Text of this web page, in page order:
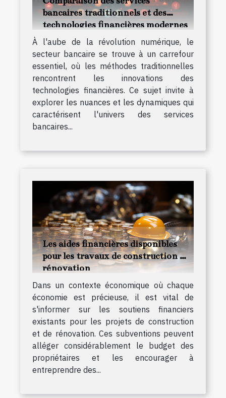
bancaires traditionnels et des
technologies financières modernes
À l'aube de la révolution numérique, le
secteur bancaire se trouve à un carrefour
essentiel, où les méthodes traditionnelles
rencontrent les innovations des
technologies financières. Ce sujet invite à
explorer les nuances et les dynamiques qui
caractérisent l'univers des services
bancaires...
Les aides financières disponibles
pour les travaux de construction et
rénovation
Dans un contexte économique où chaque
économie est précieuse, il est vital de
s'informer sur les soutiens financiers
existants pour les projets de construction
et de rénovation. Ces subventions peuvent
alléger considérablement le budget des
propriétaires et les encourager à
entreprendre des...